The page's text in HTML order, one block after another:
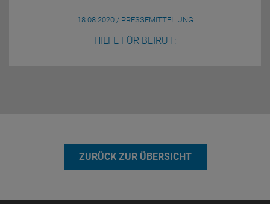
18.08.2020 / PRESSEMITTEILUNG
HILFE FÜR BEIRUT:
ZURÜCK ZUR ÜBERSICHT